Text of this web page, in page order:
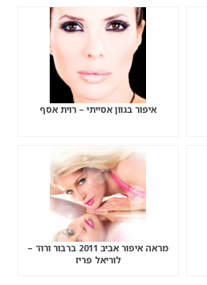
איפור בגוון אסייתי – רוית אסף
מראה איפור אביב 2011 ברבור ורוד –
לוריאל פריז